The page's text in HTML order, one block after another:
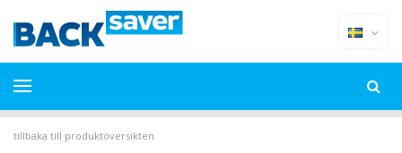
tillbaka till produktöversikten